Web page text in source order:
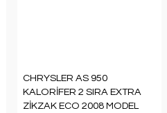
CHRYSLER AS 950
KALORİFER 2 SIRA EXTRA
ZİKZAK ECO 2008 MODEL